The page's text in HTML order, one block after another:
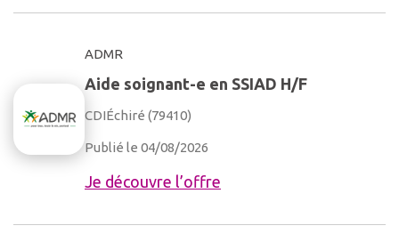
ADMR
Aide soignant-e en SSIAD H/F
CDIÉchiré (79410)
Publié le 04/08/2026
Je découvre l’offre